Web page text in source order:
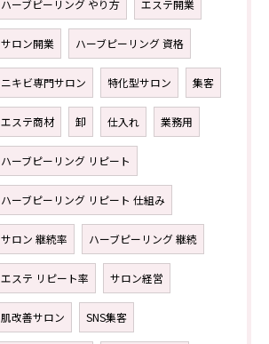
ハーブピーリング やり方 エステ開業
サロン開業 ハーブピーリング 資格
ニキビ専門サロン 特化型サロン 集客
エステ商材 卸 仕入れ 業務用
ハーブピーリング リピート
ハーブピーリング リピート 仕組み
サロン 継続率 ハーブピーリング 継続
エステ リピート率 サロン経営
肌改善サロン SNS集客